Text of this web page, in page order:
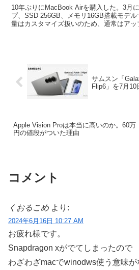
10年ぶりにMacBook Airを購入した。3月
プ、SSD 256GB、メモリ16GB搭載モデ
量はカスタマイズ扱いのため、通常はアッ
サムスン「
Flip6」を7月10
Apple Vision Proは本当に高いのか。60万
円の値段がついた理由
コメント
くおるこめ より:
2024年6月16日 10:27 AM
お疲れ様です。
Snapdragon xがでてしまったので
わざわざmacでwinodws使う意味